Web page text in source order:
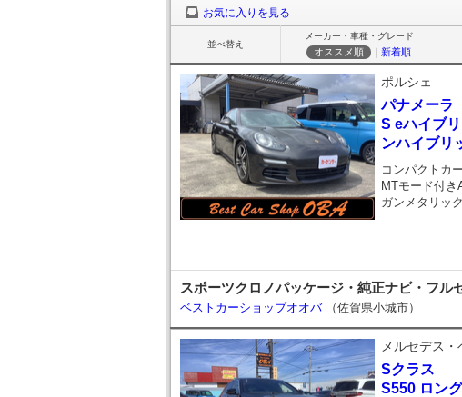
お気に入りを見る
並べ替え
メーカー・車種・グレード
オススメ順 ｜ 新着順
ポルシェ
パナメーラ
S eハイブ
ンハイブリ
コンパクトカ
MTモード付き
ガンメタリック
スポーツクロノパッケージ・純正ナビ・フ
ベストカーショップオオバ （佐賀県小城市）
メルセデス・
Sクラス
S550 ロン